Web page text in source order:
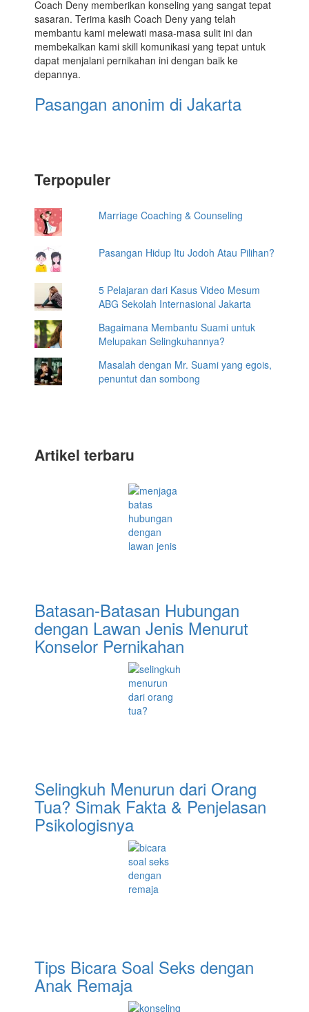
Coach Deny memberikan konseling yang sangat tepat
sasaran. Terima kasih Coach Deny yang telah
membantu kami melewati masa-masa sulit ini dan
membekalkan kami skill komunikasi yang tepat untuk
dapat menjalani pernikahan ini dengan baik ke
depannya.
Pasangan anonim di Jakarta
Terpopuler
Marriage Coaching & Counseling
Pasangan Hidup Itu Jodoh Atau Pilihan?
5 Pelajaran dari Kasus Video Mesum
ABG Sekolah Internasional Jakarta
Bagaimana Membantu Suami untuk
Melupakan Selingkuhannya?
Masalah dengan Mr. Suami yang egois,
penuntut dan sombong
Artikel terbaru
Batasan-Batasan Hubungan
dengan Lawan Jenis Menurut
Konselor Pernikahan
Selingkuh Menurun dari Orang
Tua? Simak Fakta & Penjelasan
Psikologisnya
Tips Bicara Soal Seks dengan
Anak Remaja